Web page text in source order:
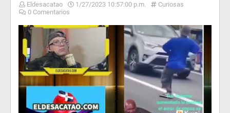
Eldesacatao 1/27/2023 10:57:00 p.m.
Curiosas
0 Comentarios